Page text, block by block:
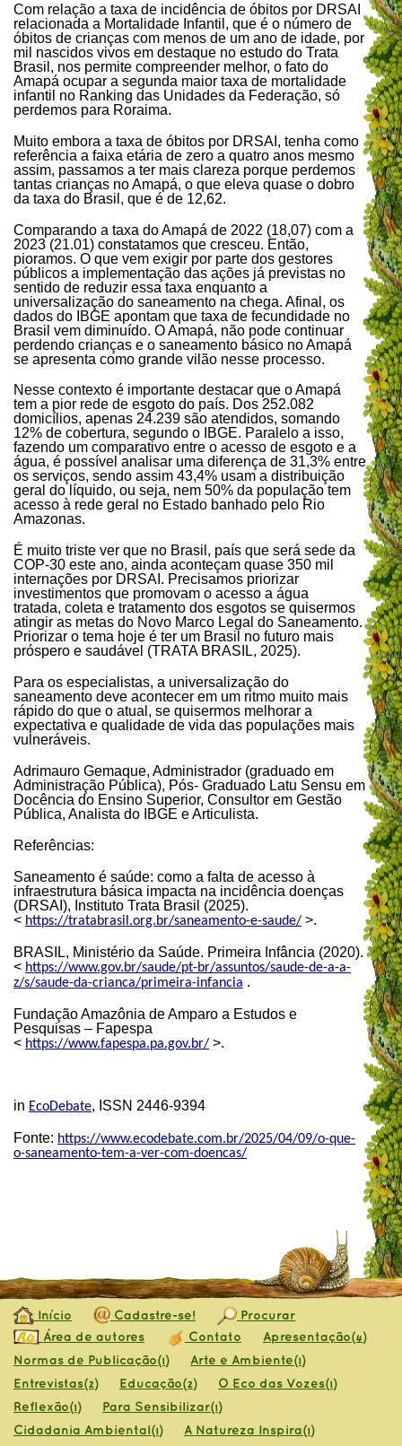
Com relação a taxa de incidência de óbitos por DRSAI
relacionada a Mortalidade Infantil, que é o número de
óbitos de crianças com menos de um ano de idade, por
mil nascidos vivos em destaque no estudo do Trata
Brasil, nos permite compreender melhor, o fato do
Amapá ocupar a segunda maior taxa de mortalidade
infantil no Ranking das Unidades da Federação, só
perdemos para Roraima.
Muito embora a taxa de óbitos por DRSAI, tenha como
referência a faixa etária de zero a quatro anos mesmo
assim, passamos a ter mais clareza porque perdemos
tantas crianças no Amapá, o que eleva quase o dobro
da taxa do Brasil, que é de 12,62.
Comparando a taxa do Amapá de 2022 (18,07) com a
2023 (21.01) constatamos que cresceu. Então,
pioramos. O que vem exigir por parte dos gestores
públicos a implementação das ações já previstas no
sentido de reduzir essa taxa enquanto a
universalização do saneamento na chega. Afinal, os
dados do IBGE apontam que taxa de fecundidade no
Brasil vem diminuído. O Amapá, não pode continuar
perdendo crianças e o saneamento básico no Amapá
se apresenta como grande vilão nesse processo.
Nesse contexto é importante destacar que o Amapá
tem a pior rede de esgoto do país. Dos 252.082
domicílios, apenas 24.239 são atendidos, somando
12% de cobertura, segundo o IBGE. Paralelo a isso,
fazendo um comparativo entre o acesso de esgoto e a
água, é possível analisar uma diferença de 31,3% entre
os serviços, sendo assim 43,4% usam a distribuição
geral do líquido, ou seja, nem 50% da população tem
acesso à rede geral no Estado banhado pelo Rio
Amazonas.
É muito triste ver que no Brasil, país que será sede da
COP-30 este ano, ainda aconteçam quase 350 mil
internações por DRSAI. Precisamos priorizar
investimentos que promovam o acesso a água
tratada, coleta e tratamento dos esgotos se quisermos
atingir as metas do Novo Marco Legal do Saneamento.
Priorizar o tema hoje é ter um Brasil no futuro mais
próspero e saudável (TRATA BRASIL, 2025).
Para os especialistas, a universalização do
saneamento deve acontecer em um ritmo muito mais
rápido do que o atual, se quisermos melhorar a
expectativa e qualidade de vida das populações mais
vulneráveis.
Adrimauro Gemaque, Administrador (graduado em
Administração Pública), Pós- Graduado Latu Sensu em
Docência do Ensino Superior, Consultor em Gestão
Pública, Analista do IBGE e Articulista.
Referências:
Saneamento é saúde: como a falta de acesso à
infraestrutura básica impacta na incidência doenças
(DRSAI), Instituto Trata Brasil (2025).
< https://tratabrasil.org.br/saneamento-e-saude/ >.
BRASIL, Ministério da Saúde. Primeira Infância (2020).
< https://www.gov.br/saude/pt-br/assuntos/saude-de-a-a-
z/s/saude-da-crianca/primeira-infancia .
Fundação Amazônia de Amparo a Estudos e
Pesquisas – Fapespa
< https://www.fapespa.pa.gov.br/ >.
in EcoDebate, ISSN 2446-9394
Fonte: https://www.ecodebate.com.br/2025/04/09/o-que-
o-saneamento-tem-a-ver-com-doencas/
Início Cadastre-se!
Procurar
Área de autores
Contato Apresentação(4)
Normas de Publicação(1) Arte e Ambiente(1)
Entrevistas(2) Educação(2) O Eco das Vozes(1)
Reflexão(1) Para Sensibilizar(1)
Cidadania Ambiental(1) A Natureza Inspira(1)